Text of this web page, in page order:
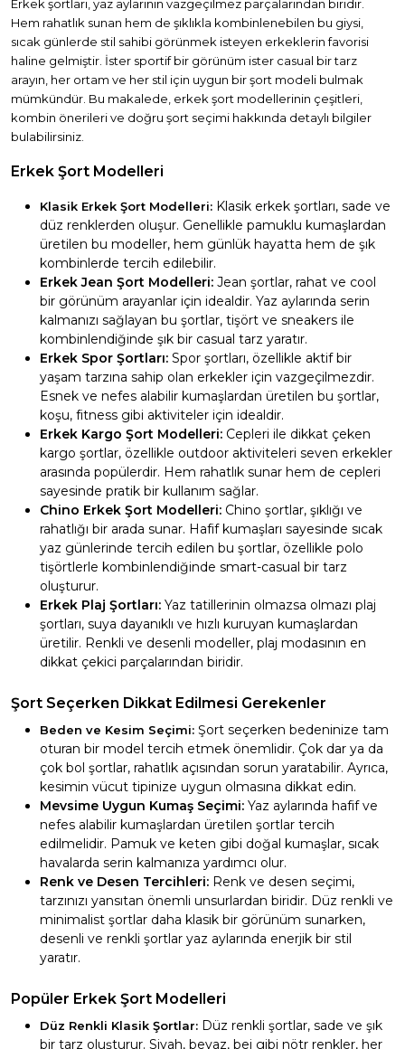
Erkek şortları, yaz aylarının vazgeçilmez parçalarından biridir.
Hem rahatlık sunan hem de şıklıkla kombinlenebilen bu giysi,
sıcak günlerde stil sahibi görünmek isteyen erkeklerin favorisi
haline gelmiştir. İster sportif bir görünüm ister casual bir tarz
arayın, her ortam ve her stil için uygun bir şort modeli bulmak
mümkündür. Bu makalede, erkek şort modellerinin çeşitleri,
kombin önerileri ve doğru şort seçimi hakkında detaylı bilgiler
bulabilirsiniz.
Erkek Şort Modelleri
Klasik Erkek Şort Modelleri: Klasik erkek şortları, sade ve
düz renklerden oluşur. Genellikle pamuklu kumaşlardan
üretilen bu modeller, hem günlük hayatta hem de şık
kombinlerde tercih edilebilir.
Erkek Jean Şort Modelleri: Jean şortlar, rahat ve cool
bir görünüm arayanlar için idealdir. Yaz aylarında serin
kalmanızı sağlayan bu şortlar, tişört ve sneakers ile
kombinlendiğinde şık bir casual tarz yaratır.
Erkek Spor Şortları: Spor şortları, özellikle aktif bir
yaşam tarzına sahip olan erkekler için vazgeçilmezdir.
Esnek ve nefes alabilir kumaşlardan üretilen bu şortlar,
koşu, fitness gibi aktiviteler için idealdir.
Erkek Kargo Şort Modelleri: Cepleri ile dikkat çeken
kargo şortlar, özellikle outdoor aktiviteleri seven erkekler
arasında popülerdir. Hem rahatlık sunar hem de cepleri
sayesinde pratik bir kullanım sağlar.
Chino Erkek Şort Modelleri: Chino şortlar, şıklığı ve
rahatlığı bir arada sunar. Hafif kumaşları sayesinde sıcak
yaz günlerinde tercih edilen bu şortlar, özellikle polo
tişörtlerle kombinlendiğinde smart-casual bir tarz
oluşturur.
Erkek Plaj Şortları: Yaz tatillerinin olmazsa olmazı plaj
şortları, suya dayanıklı ve hızlı kuruyan kumaşlardan
üretilir. Renkli ve desenli modeller, plaj modasının en
dikkat çekici parçalarından biridir.
Şort Seçerken Dikkat Edilmesi Gerekenler
Beden ve Kesim Seçimi: Şort seçerken bedeninize tam
oturan bir model tercih etmek önemlidir. Çok dar ya da
çok bol şortlar, rahatlık açısından sorun yaratabilir. Ayrıca,
kesimin vücut tipinize uygun olmasına dikkat edin.
Mevsime Uygun Kumaş Seçimi: Yaz aylarında hafif ve
nefes alabilir kumaşlardan üretilen şortlar tercih
edilmelidir. Pamuk ve keten gibi doğal kumaşlar, sıcak
havalarda serin kalmanıza yardımcı olur.
Renk ve Desen Tercihleri: Renk ve desen seçimi,
tarzınızı yansıtan önemli unsurlardan biridir. Düz renkli ve
minimalist şortlar daha klasik bir görünüm sunarken,
desenli ve renkli şortlar yaz aylarında enerjik bir stil
yaratır.
Popüler Erkek Şort Modelleri
Düz Renkli Klasik Şortlar: Düz renkli şortlar, sade ve şık
bir tarz oluşturur. Siyah, beyaz, bej gibi nötr renkler, her